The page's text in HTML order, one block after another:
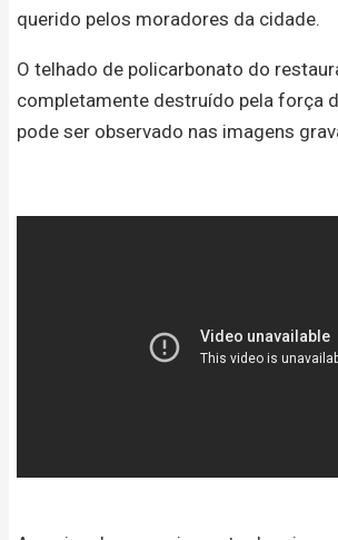
querido pelos moradores da cidade.
O telhado de policarbonato do
completamente destruído pela força
pode ser observado nas imagens